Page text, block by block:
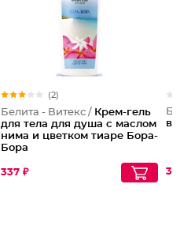
(2)
Белита - Витекс / Крем-гель
для тела для душа с маслом
нима и цветком тиаре Бора-
Бора
337 ₽